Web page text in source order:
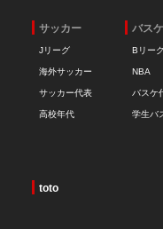
サッカー
Jリーグ
海外サッカー
サッカー代表
高校年代
バス
Bリー
NBA
バスケ
学生バ
toto